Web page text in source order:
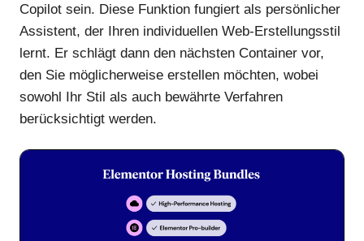
Copilot sein. Diese Funktion fungiert als persönlicher
Assistent, der Ihren individuellen Web-Erstellungsstil
lernt. Er schlägt dann den nächsten Container vor,
den Sie möglicherweise erstellen möchten, wobei
sowohl Ihr Stil als auch bewährte Verfahren
berücksichtigt werden.